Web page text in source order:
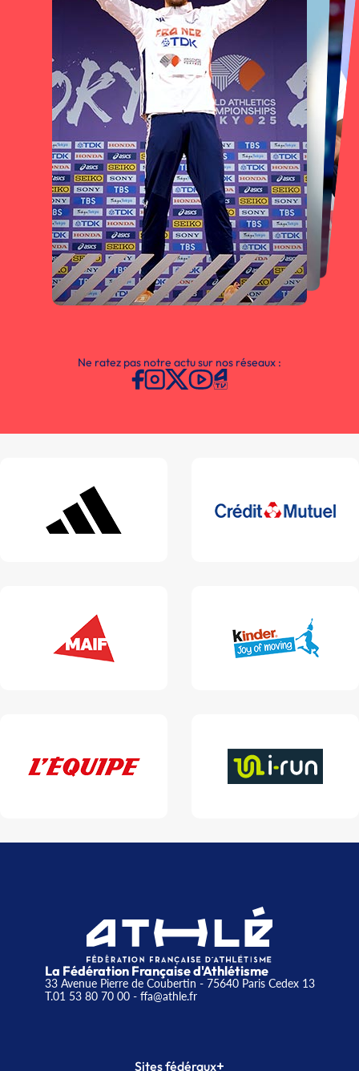
Ne ratez pas notre actu sur nos réseaux :
La Fédération Française d'Athlétisme
33 Avenue Pierre de Coubertin - 75640 Paris Cedex 13
T.01 53 80 70 00- ffa@athle.fr
Sites fédéraux+